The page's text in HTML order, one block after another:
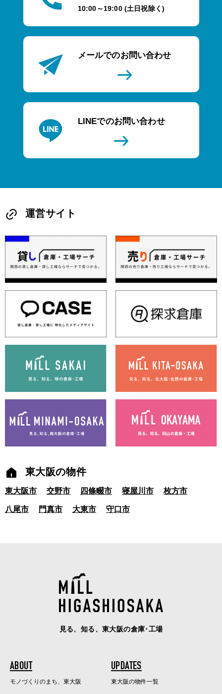
10:00～19:00 (土日祝除く)
メールでのお問い合わせ
LINEでのお問い合わせ
運営サイト
東大阪の物件
東大阪市 交野市 四條畷市 寝屋川市 枚方市
八尾市 門真市 大東市 守口市
見る、知る、東大阪の倉庫･工場
ABOUT
モノづくりのまち、東大阪
UPDATES
東大阪の物件一覧